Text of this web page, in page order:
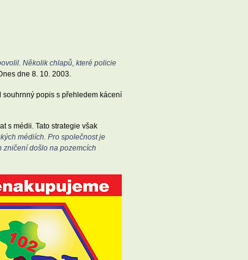
Několik chlapů, které policie
dne 8. 10. 2003.
popis s přehledem kácení
s médii. Tato strategie však
médiích. Pro společnost je
zničení došlo na pozemcích